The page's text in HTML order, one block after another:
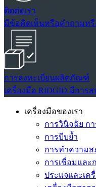
ติดต่อเรา
มีข้อคิดเห็นหรือคำถามห
การลงทะเบียนผลิตภัณฑ์
เครื่องมือ RIDGID มีกา
เครื่องมือของเรา
การวินิจฉัย ก
การบีบย้ำ
การทำความส
การเชื่อมและ
ประแจและเค